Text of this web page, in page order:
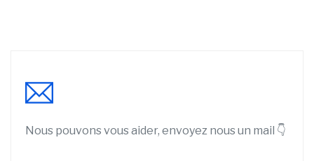
Nous pouvons vous aider, envoyez nous un mail 👇